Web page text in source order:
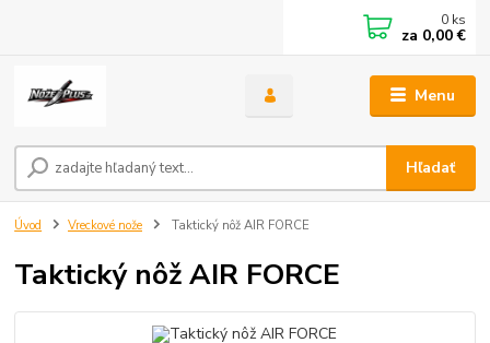
Menu
Hľadať
0 ks
za 0,00 €
Úvod Vreckové nože Taktický nôž AIR FORCE
Taktický nôž AIR FORCE